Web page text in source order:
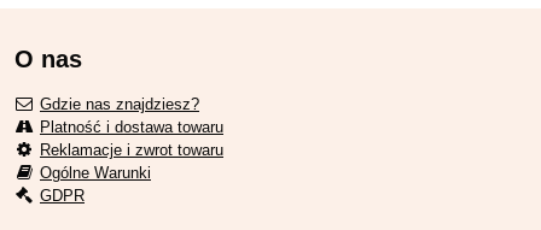
O nas
Gdzie nas znajdziesz?
Platność i dostawa towaru
Reklamacje i zwrot towaru
Ogólne Warunki
GDPR